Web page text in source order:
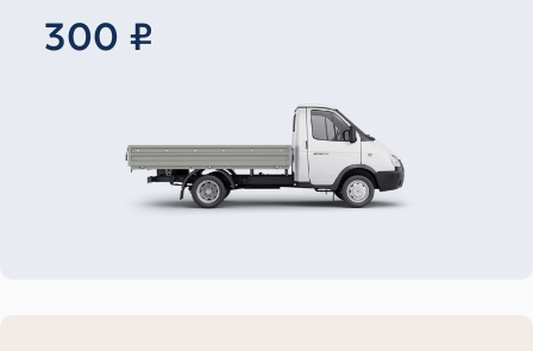
300 ₽